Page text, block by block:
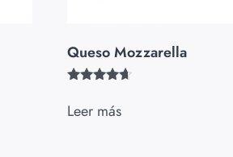
Queso Mozzarella
con
4.50
Leer más